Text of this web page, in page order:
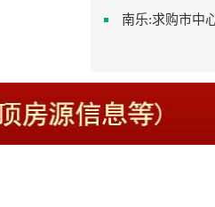
南乐:求购市中心区